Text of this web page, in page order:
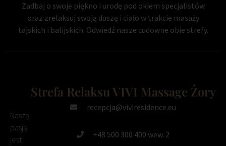
Zadbaj o swoje piękno i urodę pod okiem specjalistów
oraz zrelaksuj swoją duszę i ciało w trakcie masaży
tajskich i balijskich. Odwiedź nasze cudowne obie strefy.
Naszą
pasją
jest
Strefa Relaksu VIVI Massage Żory
recepcja@viviresidence.eu
+48 500 300 400 wew. 2